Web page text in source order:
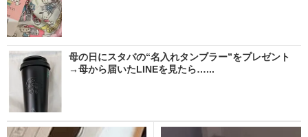
母の日にスタバの“名入れタンブラー”をプレゼント
→母から届いたLINEを見たら…...